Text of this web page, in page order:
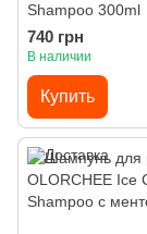
Shampoo 300ml
740 грн
В наличии
Купить